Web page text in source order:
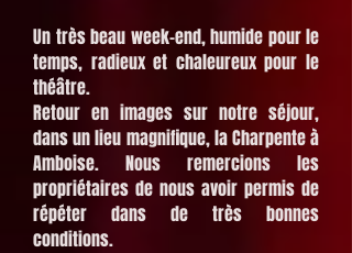
Un très beau week-end, humide pour le
temps, radieux et chaleureux pour le
théâtre.
Retour en images sur notre séjour,
dans un lieu magnifique, la Charpente à
Amboise. Nous remercions les
propriétaires de nous avoir permis de
répéter dans de très bonnes
conditions.